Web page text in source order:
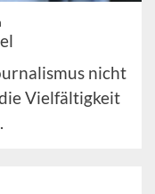
nicht
Vielfältigkeit